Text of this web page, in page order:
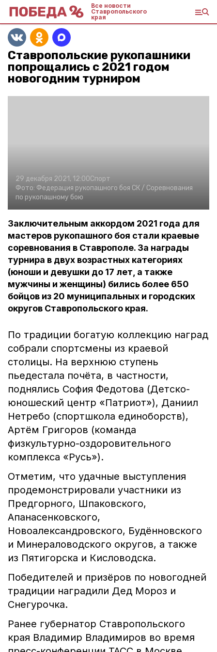
Все новости
Ставропольского
края
Ставропольские рукопашники
попрощались с 2021 годом
новогодним турниром
29 декабря 2021, 12:00Спорт
Фото: Федерация рукопашного боя СК / Соревнования
по рукопашному бою
Заключительным аккордом 2021 года для
мастеров рукопашного боя стали краевые
соревнования в Ставрополе. За награды
турнира в двух возрастных категориях
(юноши и девушки до 17 лет, а также
мужчины и женщины) бились более 650
бойцов из 20 муниципальных и городских
округов Ставропольского края.
По традиции богатую коллекцию наград
собрали спортсмены из краевой
столицы. На верхнюю ступень
пьедестала почёта, в частности,
поднялись София Федотова (Детско-
юношеский центр «Патриот»), Даниил
Нетребо (спортшкола единоборств),
Артём Григоров (команда
физкультурно-оздоровительного
комплекса «Русь»).
Отметим, что удачные выступления
продемонстрировали участники из
Предгорного, Шпаковского,
Апанасенковского,
Новоалександровского, Будённовского
и Минераловодского округов, а также
из Пятигорска и Кисловодска.
Победителей и призёров по новогодней
традиции наградили Дед Мороз и
Снегурочка.
Ранее губернатор Ставропольского
края Владимир Владимиров во время